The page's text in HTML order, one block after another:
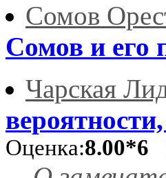
Сомов
Сомов и его
Чарская
Оценка:8.00*6